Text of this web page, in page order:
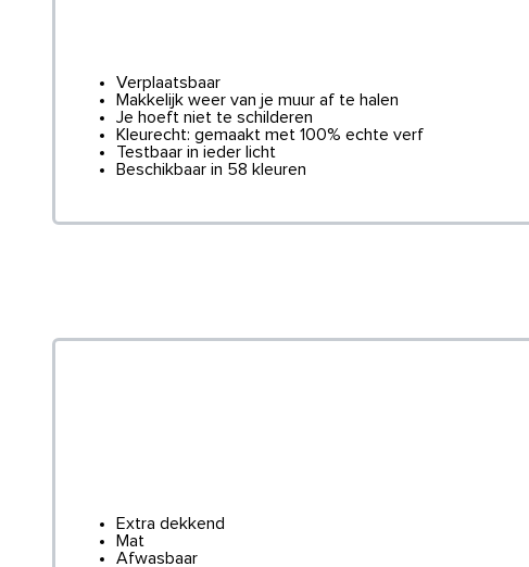
Verplaatsbaar
Makkelijk weer van je muur af te halen
Je hoeft niet te schilderen
Kleurecht: gemaakt met 100% echte verf
Testbaar in ieder licht
Beschikbaar in 58 kleuren
Extra dekkend
Mat
Afwasbaar